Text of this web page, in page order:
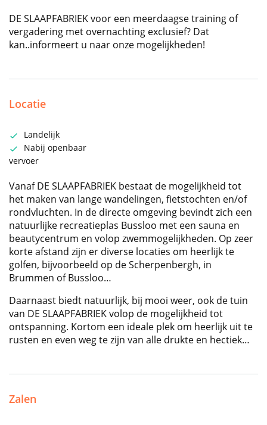
DE SLAAPFABRIEK voor een meerdaagse training of
vergadering met overnachting exclusief? Dat
kan..informeert u naar onze mogelijkheden!
Locatie
Landelijk
Nabij openbaar
vervoer
Vanaf DE SLAAPFABRIEK bestaat de mogelijkheid tot
het maken van lange wandelingen, fietstochten en/of
rondvluchten. In de directe omgeving bevindt zich een
natuurlijke recreatieplas Bussloo met een sauna en
beautycentrum en volop zwemmogelijkheden. Op zeer
korte afstand zijn er diverse locaties om heerlijk te
golfen, bijvoorbeeld op de Scherpenbergh, in
Brummen of Bussloo…
Daarnaast biedt natuurlijk, bij mooi weer, ook de tuin
van DE SLAAPFABRIEK volop de mogelijkheid tot
ontspanning. Kortom een ideale plek om heerlijk uit te
rusten en even weg te zijn van alle drukte en hectiek…
Zalen